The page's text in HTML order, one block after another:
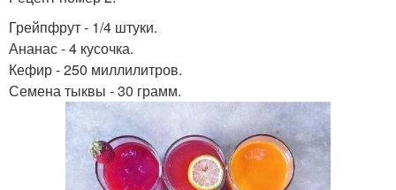
Зеленые коктейли
Коктейли для блендера Коктейли для роста
Грейпфрут - 1/4 штуки.
Ананас - 4 кусочка.
Кефир - 250 миллилитров.
Семена тыквы - 30 грамм.